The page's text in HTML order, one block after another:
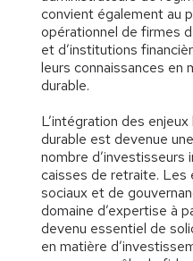
convient également au
opérationnel de firmes
et d’institutions
leurs connaissances en
durable.
L’intégration des
durable est devenue
nombre d’investisseurs
caisses de retraite. Les
sociaux et de
domaine d’expertise à
devenu essentiel de
en matière